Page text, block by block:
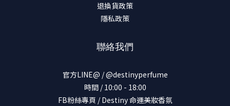
退換貨政策
隱私政策
聯絡我們
官方LINE@ / @destinyperfume
時間 / 10:00 - 18:00
FB粉絲專頁 / Destiny 命運美妝香氛